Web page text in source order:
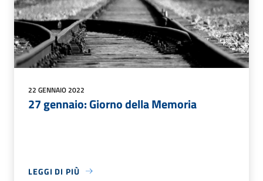
22 GENNAIO 2022
27 gennaio: Giorno della Memoria
LEGGI DI PIÙ